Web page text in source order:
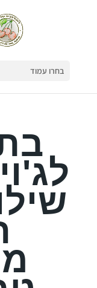
בחרו עמוד